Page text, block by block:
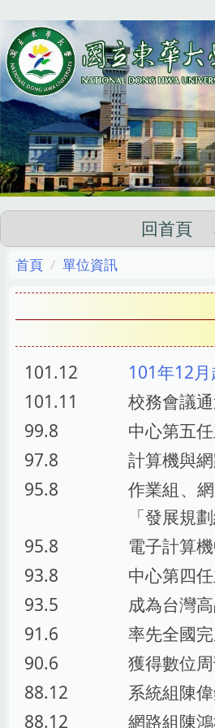
到
主
要
內
容
區
回首頁
首頁 單位資訊
101.12
101年12月
101.11
校務會議
99.8
中心第五
97.8
計算機與
95.8
作業組、
「發展規劃
95.8
電子計算
93.8
中心第四
93.5
成為台灣
91.6
率先全國
90.6
獲得數位
88.12
系統組陳
88.12
網路組陳